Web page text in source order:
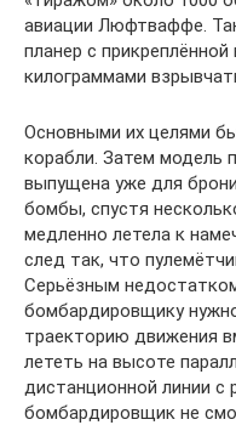
авиации Люфтваффе.
планер с прикреплённой
килограммами
Основными их целями
корабли. Затем модель
выпущена уже для
бомбы, спустя
медленно летела к
след так, что
Серьёзным
бомбардировщику
траекторию движения
лететь на высоте
дистанционной линии с
бомбардировщик не